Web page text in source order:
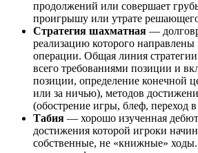
продолжений или совершает
проигрышу или утрате
Стратегия шахматная —
реализацию которого
операции. Общая линия
всего требованиями позиции и
позиции, определение конечной
или за ничью), методов
(обострение игры, блеф, переход
Табия — хорошо изученная
достижения которой игроки
собственные, не «книжные»